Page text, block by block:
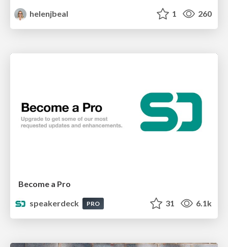
helenjbeal
1 260
Become a Pro
speakerdeck
PRO 31 6.1k